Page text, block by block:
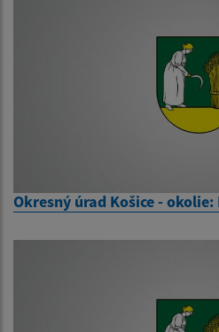
Okresný úrad Košice -